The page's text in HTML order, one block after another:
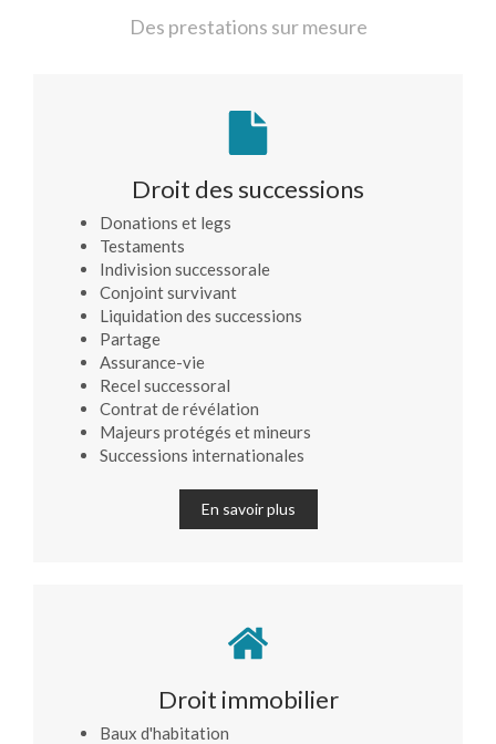
Des prestations sur mesure
Droit des successions
Donations et legs
Testaments
Indivision successorale
Conjoint survivant
Liquidation des successions
Partage
Assurance-vie
Recel successoral
Contrat de révélation
Majeurs protégés et mineurs
Successions internationales
En savoir plus
Droit immobilier
Baux d'habitation